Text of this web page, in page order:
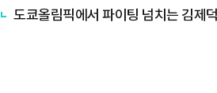
도쿄올림픽에서 파이팅 넘치는 김제